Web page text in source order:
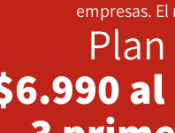
empresas.